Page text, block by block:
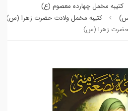
کتیبه مخمل چهارده معصوم (ع)
کتیبه مخمل ولادت حضرت زهرا (س)
حضرت زهرا (س)